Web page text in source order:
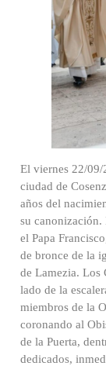
El viernes 22/09/
ciudad de
años del
su canonización.
el Papa
de bronce de la
de Lamezia. Los
lado de la
miembros de la
coronando al
de la Puerta,
dedicados,